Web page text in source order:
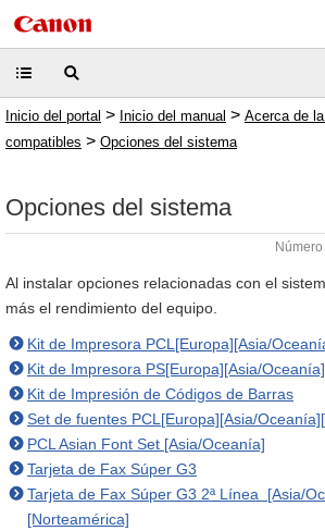
Inicio del portal > Inicio del manual > Acerca de
compatibles > Opciones del sistema
Opciones del sistema
Al instalar opciones relacionadas con el
más el rendimiento del equipo.
Kit de Impresora PCL[Europa][Asia/
Kit de Impresora PS[Europa][Asia/
Kit de Impresión de Códigos de Barras
Set de fuentes PCL[Europa][Asia/
PCL Asian Font Set [Asia/Oceanía]
Tarjeta de Fax Súper G3
Tarjeta de Fax Súper G3 2ª Línea [Asia/
[Norteamérica]